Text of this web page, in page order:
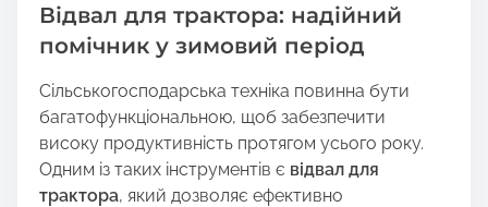
Відвал для трактора: надійний
помічник у зимовий період
Сільськогосподарська техніка повинна бути
багатофункціональною, щоб забезпечити
високу продуктивність протягом усього року.
Одним із таких інструментів є відвал для
трактора, який дозволяє ефективно